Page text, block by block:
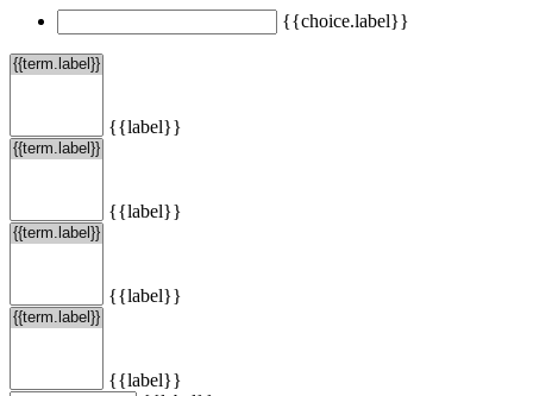
{{choice.label}}
{{label}}
{{label}}
{{label}}
{{label}}